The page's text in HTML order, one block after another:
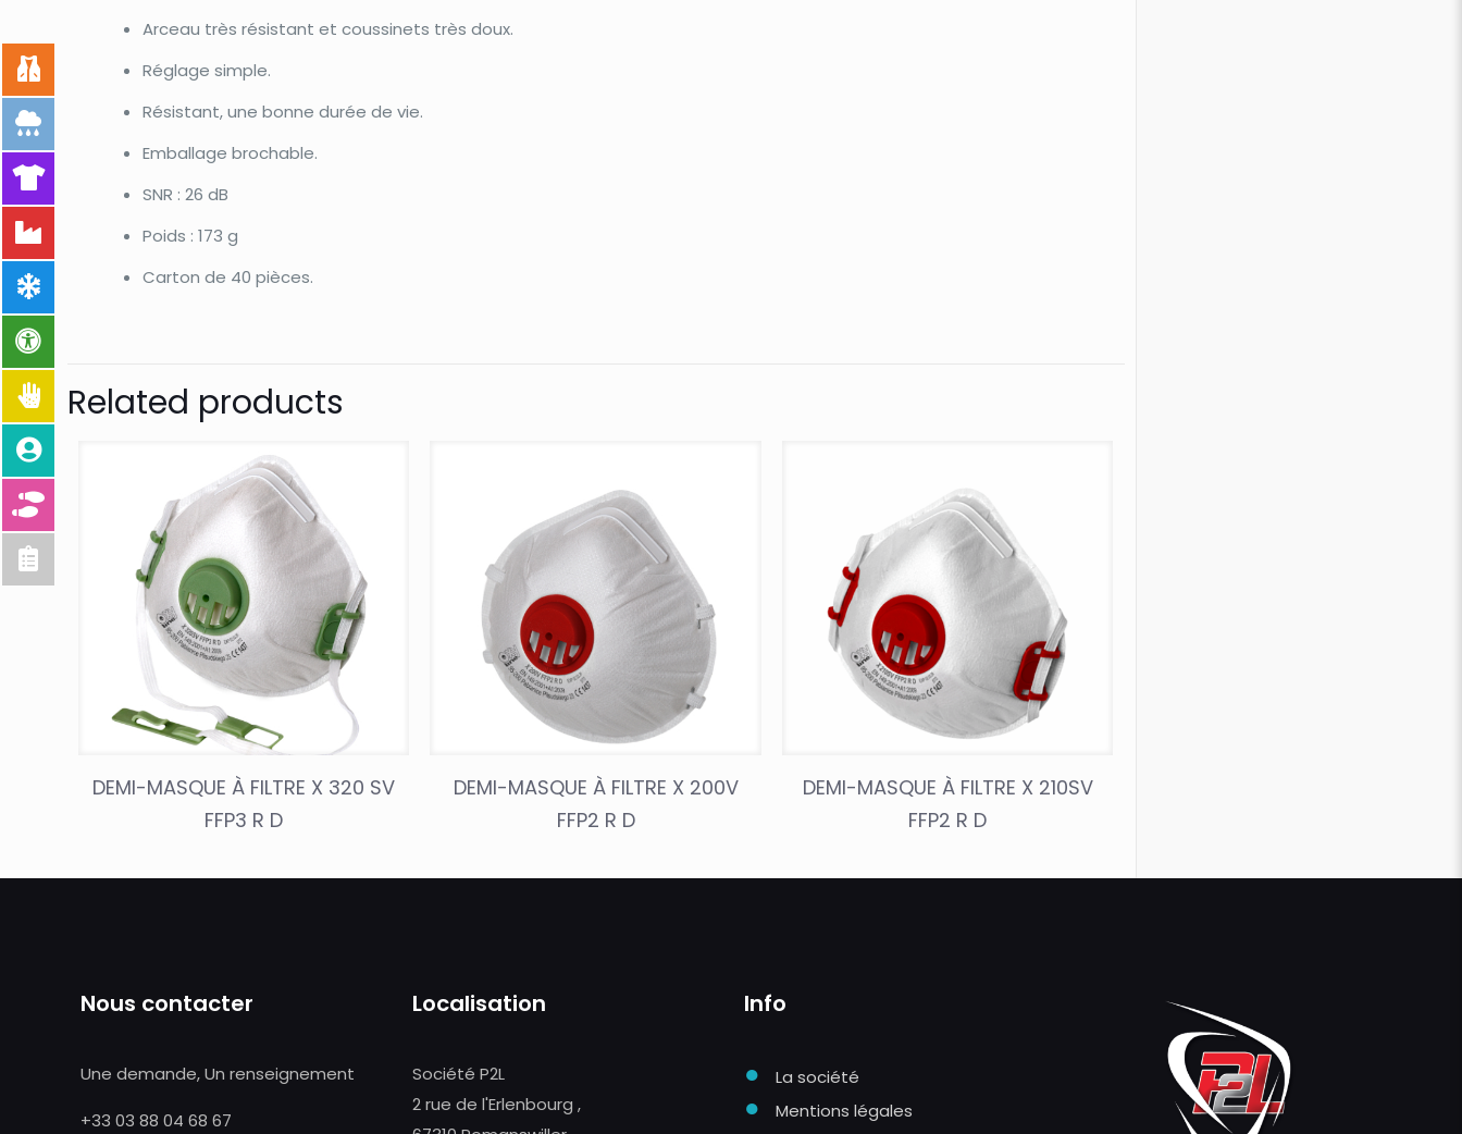
Arceau très résistant et coussinets très doux.
Réglage simple.
Résistant, une bonne durée de vie.
Emballage brochable.
SNR : 26 dB
Poids : 173 g
Carton de 40 pièces.
Related products
DEMI-MASQUE À FILTRE X 320 SV
FFP3 R D
DEMI-MASQUE À FILTRE X 200V
FFP2 R D
DEMI-MASQUE À FILTRE X 210SV
FFP2 R D
Nous contacter
Une demande, Un renseignement
+33 03 88 04 68 67
Localisation
Société P2L
2 rue de l'Erlenbourg ,
Info
● La société
● Mentions légales